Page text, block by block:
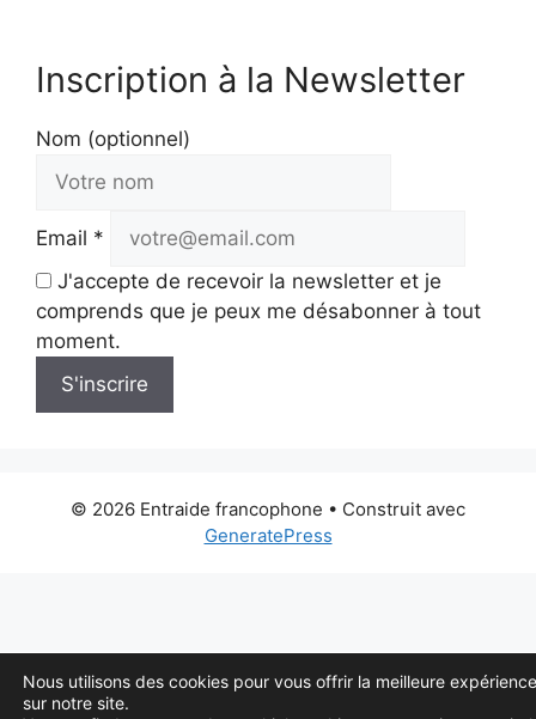
Inscription à la Newsletter
Nom (optionnel)
Email *
J'accepte de recevoir la newsletter et je
comprends que je peux me désabonner à tout
moment.
S'inscrire
© 2026 Entraide francophone • Construit avec
GeneratePress
Nous utilisons des cookies pour vous offrir la meilleure expérience
sur notre site.